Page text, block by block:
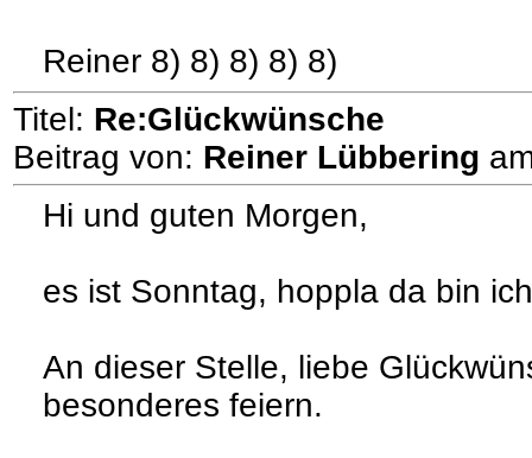
Reiner 8) 8) 8) 8) 8)
Titel: Re:Glückwünsche
Beitrag von: Reiner Lübbering
Hi und guten Morgen,
es ist Sonntag, hoppla da bin
An dieser Stelle, liebe
besonderes feiern.